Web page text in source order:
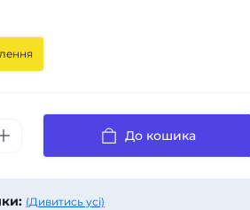
До кошика
(Дивитись усі)